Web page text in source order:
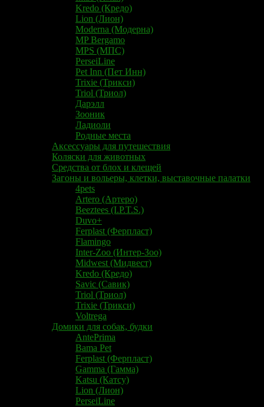
Kredo (Кредо)
Lion (Лион)
Moderna (Модерна)
MP Bergamo
MPS (МПС)
PerseiLine
Pet Inn (Пет Инн)
Trixie (Трикси)
Triol (Триол)
Дарэлл
Зооник
Ладиоли
Родные места
Аксессуары для путешествия
Коляски для животных
Средства от блох и клещей
Загоны и вольеры, клетки, выставочные палатки
4pets
Artero (Артеро)
Beeztees (I.P.T.S.)
Duvo+
Ferplast (Ферпласт)
Flamingo
Inter-Zoo (Интер-Зоо)
Midwest (Мидвест)
Kredo (Кредо)
Savic (Савик)
Triol (Триол)
Trixie (Трикси)
Voltrega
Домики для собак, будки
AntePrima
Bama Pet
Ferplast (Ферпласт)
Gamma (Гамма)
Katsu (Катсу)
Lion (Лион)
PerseiLine